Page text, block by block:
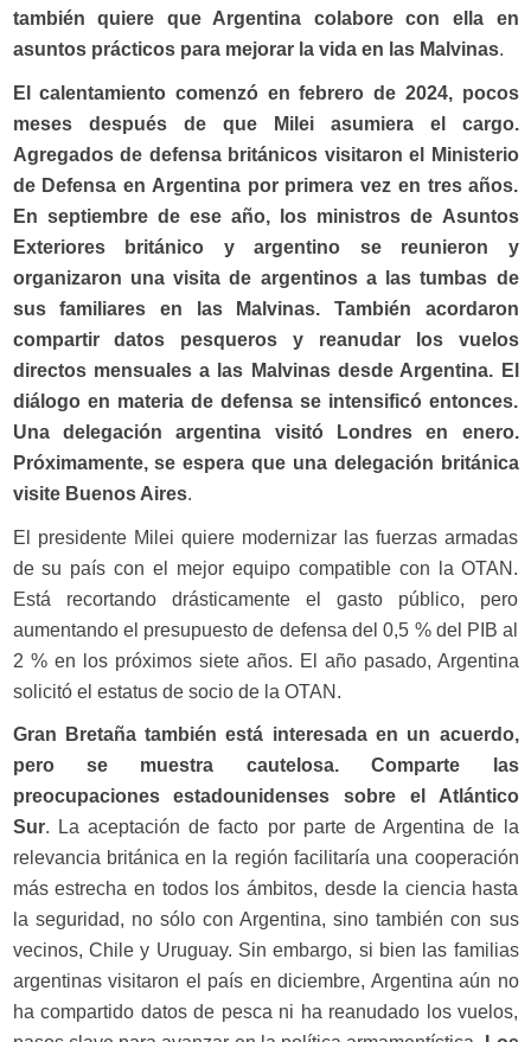
también quiere que Argentina colabore con ella en
asuntos prácticos para mejorar la vida en las Malvinas.
El calentamiento comenzó en febrero de 2024, pocos
meses después de que Milei asumiera el cargo.
Agregados de defensa británicos visitaron el Ministerio
de Defensa en Argentina por primera vez en tres años.
En septiembre de ese año, los ministros de Asuntos
Exteriores británico y argentino se reunieron y
organizaron una visita de argentinos a las tumbas de
sus familiares en las Malvinas. También acordaron
compartir datos pesqueros y reanudar los vuelos
directos mensuales a las Malvinas desde Argentina. El
diálogo en materia de defensa se intensificó entonces.
Una delegación argentina visitó Londres en enero.
Próximamente, se espera que una delegación británica
visite Buenos Aires.
El presidente Milei quiere modernizar las fuerzas armadas
de su país con el mejor equipo compatible con la OTAN.
Está recortando drásticamente el gasto público, pero
aumentando el presupuesto de defensa del 0,5 % del PIB al
2 % en los próximos siete años. El año pasado, Argentina
solicitó el estatus de socio de la OTAN.
Gran Bretaña también está interesada en un acuerdo,
pero se muestra cautelosa. Comparte las
preocupaciones estadounidenses sobre el Atlántico
Sur. La aceptación de facto por parte de Argentina de la
relevancia británica en la región facilitaría una cooperación
más estrecha en todos los ámbitos, desde la ciencia hasta
la seguridad, no sólo con Argentina, sino también con sus
vecinos, Chile y Uruguay. Sin embargo, si bien las familias
argentinas visitaron el país en diciembre, Argentina aún no
ha compartido datos de pesca ni ha reanudado los vuelos,